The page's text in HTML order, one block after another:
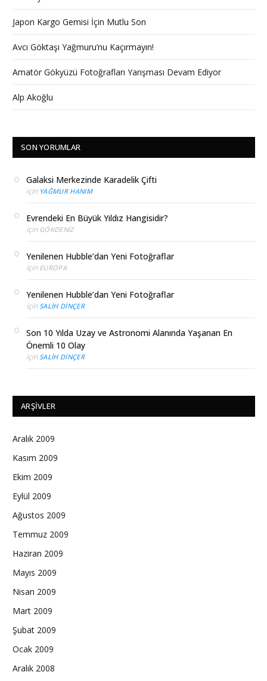
Japon Kargo Gemisi İçin Mutlu Son
Avcı Göktaşı Yağmuru’nu Kaçırmayın!
Amatör Gökyüzü Fotoğrafları Yarışması Devam Ediyor
Alp Akoğlu
SON YORUMLAR
Galaksi Merkezinde Karadelik Çifti
için YAĞMUR HANIM
Evrendeki En Büyük Yıldız Hangisidir?
için GÖKDENIZ
Yenilenen Hubble’dan Yeni Fotoğraflar
için EUROPA
Yenilenen Hubble’dan Yeni Fotoğraflar
içinSALIH DINÇER
Son 10 Yılda Uzay ve Astronomi Alanında Yaşanan En
Önemli 10 Olay
içinSALIH DINÇER
ARŞIVLER
Aralık 2009
Kasım 2009
Ekim 2009
Eylül 2009
Ağustos 2009
Temmuz 2009
Haziran 2009
Mayıs 2009
Nisan 2009
Mart 2009
Şubat 2009
Ocak 2009
Aralık 2008